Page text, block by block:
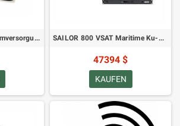
100-240V AC/DC Stromversorgung für Explorer 700/710 SAILOR 800 VSAT Maritime Ku-Band Antennensystem
47394 $
KAUFEN